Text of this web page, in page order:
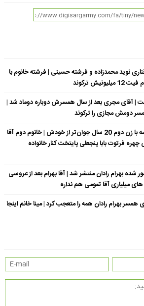
نوید محمدزاده و فرشته حسینی | فرشته خانوم با
ترکوند
| آقای مجری بعد از سال همسرش دوباره دوماد شد |
دومش مجازی را ترکوند
عکس عروسی علیرضا خمسه با زن دوم 20 سال جوان‌تر از خودش | خانوم دوم آقا
فرتوت بابا پنجعلی پایتخت کنار خانواده
بهرام رادان منتشر شد | آقا بهرام بعد از عروسی
میلیاری آقا تمومی هم نداره
بهرام رادان همه را متعجب کرد | مینا خانم اینجا